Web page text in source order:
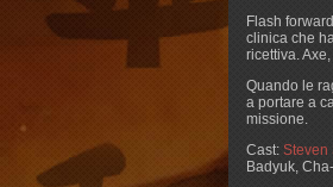
Flash
clinica che
ricettiva.
Quando le
a portare a
missione.
Cast: Steven
Badyuk,